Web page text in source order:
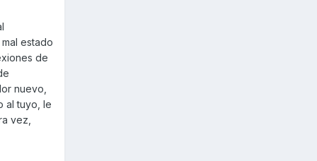
estado
de
nuevo,
al tuyo, le
vez,